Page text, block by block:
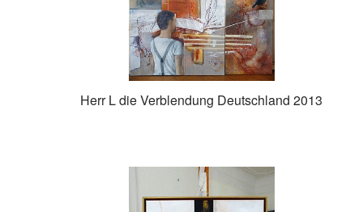
Herr L die Verblendung Deutschland 2013